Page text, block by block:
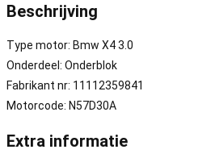
Beschrijving
Type motor: Bmw X4 3.0
Onderdeel: Onderblok
Fabrikant nr: 11112359841
Motorcode: N57D30A
Extra informatie